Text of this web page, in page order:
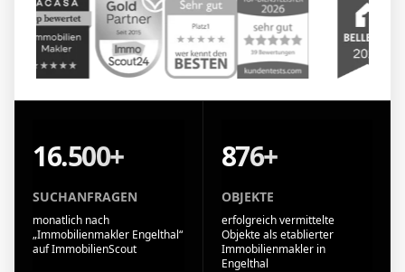
16.500+
SUCHANFRAGEN
monatlich nach
„Immobilienmakler Engelthal“
auf ImmobilienScout
876+
OBJEKTE
erfolgreich vermittelte
Objekte als etablierter
Immobilienmakler in
Engelthal